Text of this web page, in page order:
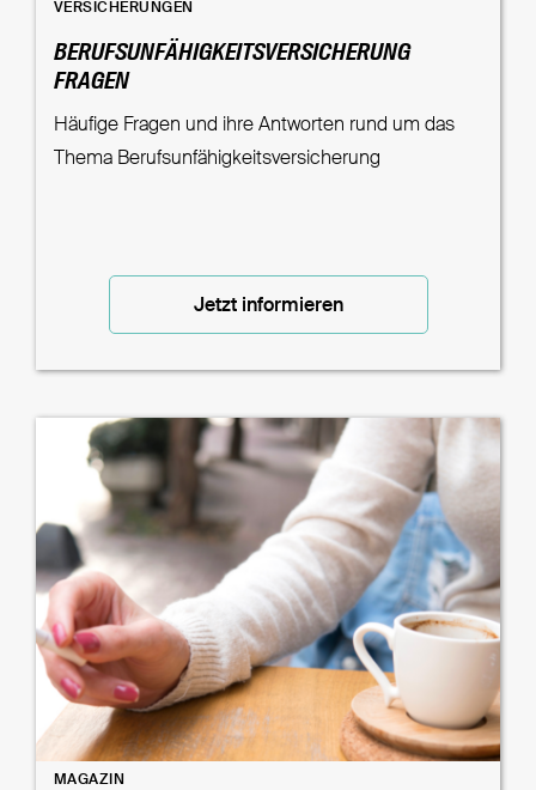
VERSICHERUNGEN
BERUFSUNFÄHIGKEITSVERSICHERUNG
FRAGEN
Häufige Fragen und ihre Antworten rund um das
Thema Berufsunfähigkeitsversicherung
Jetzt informieren
MAGAZIN